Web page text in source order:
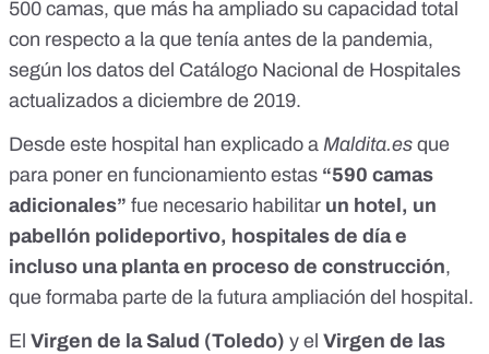
500 camas, que más ha ampliado su capacidad total
con respecto a la que tenía antes de la pandemia,
según los datos del Catálogo Nacional de Hospitales
actualizados a diciembre de 2019.
Desde este hospital han explicado a Maldita.es que
para poner en funcionamiento estas “590 camas
adicionales” fue necesario habilitar un hotel, un
pabellón polideportivo, hospitales de día e
incluso una planta en proceso de construcción,
que formaba parte de la futura ampliación del hospital.
El Virgen de la Salud (Toledo) y el Virgen de las